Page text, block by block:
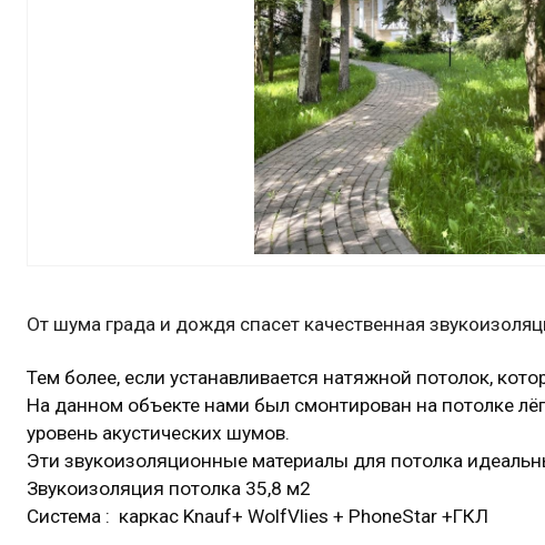
От шума града и дождя спасет качественная
Тем более, если устанавливается натяжной потолок,
На данном объекте нами был смонтирован на потолке
уровень акустических шумов.
Эти звукоизоляционные материалы для потолка
Звукоизоляция потолка 35,8 м2
Система : каркас Knauf+ WolfVlies + PhoneStar +ГКЛ